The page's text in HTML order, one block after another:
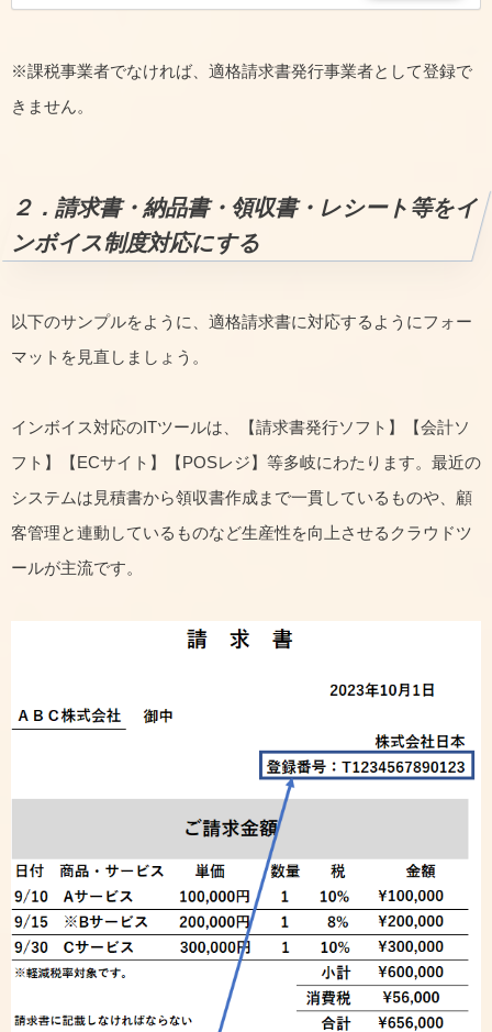
※課税事業者でなければ、適格請求書発行事業者として登録で
きません。
２．請求書・納品書・領収書・レシート等をイ
ンボイス制度対応にする
以下のサンプルをように、適格請求書に対応するようにフォー
マットを見直しましょう。
インボイス対応のITツールは、【請求書発行ソフト】【会計ソ
フト】【ECサイト】【POSレジ】等多岐にわたります。最近の
システムは見積書から領収書作成まで一貫しているものや、顧
客管理と連動しているものなど生産性を向上させるクラウドツ
ールが主流です。